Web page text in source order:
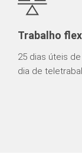
Trabalho
25 dias úteis
dia de